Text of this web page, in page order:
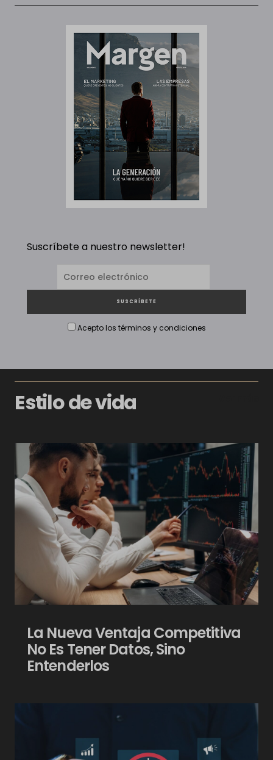
Suscríbete a nuestro newsletter!
Acepto los términos y condiciones
Estilo de vida
La Nueva Ventaja Competitiva
No Es Tener Datos, Sino
Entenderlos